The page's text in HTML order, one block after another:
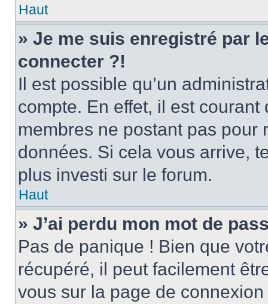
Haut
» Je me suis enregistré par
connecter ?!
Il est possible qu’un
compte. En effet, il est
membres ne postant pas
données. Si cela vous arrive,
plus investi sur le forum.
Haut
» J’ai perdu mon mot de
Pas de panique ! Bien que
récupéré, il peut facilement
vous sur la page de